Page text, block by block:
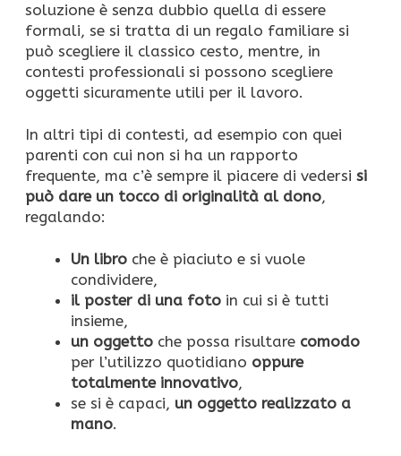
soluzione è senza dubbio quella di essere
formali, se si tratta di un regalo familiare si
può scegliere il classico cesto, mentre, in
contesti professionali si possono scegliere
oggetti sicuramente utili per il lavoro.
In altri tipi di contesti, ad esempio con quei
parenti con cui non si ha un rapporto
frequente, ma c’è sempre il piacere di vedersi si
può dare un tocco di originalità al dono,
regalando:
Un libro che è piaciuto e si vuole
condividere,
il poster di una foto in cui si è tutti
insieme,
un oggetto che possa risultare comodo
per l’utilizzo quotidiano oppure
totalmente innovativo,
se si è capaci, un oggetto realizzato a
mano.